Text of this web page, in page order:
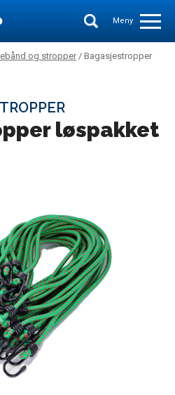
Meny
og stropper / Bagasjestropper
løspakket